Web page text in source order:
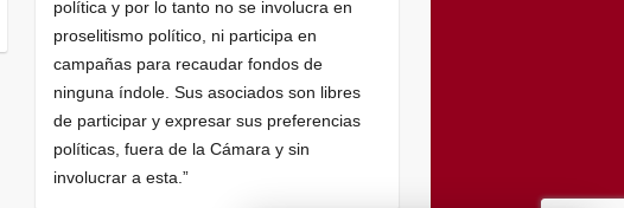
política y por lo tanto no se involucra en
proselitismo político, ni participa en
campañas para recaudar fondos de
ninguna índole. Sus asociados son libres
de participar y expresar sus preferencias
políticas, fuera de la Cámara y sin
involucrar a esta.”